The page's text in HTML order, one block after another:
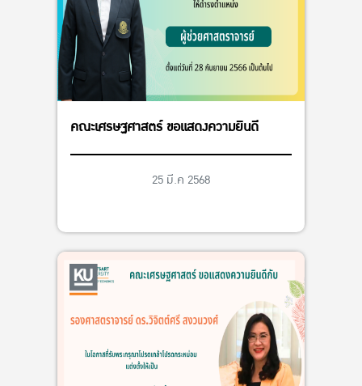
คณะเศรษฐศาสตร์ ขอแสดงความยินดี
25 มี.ค 2568